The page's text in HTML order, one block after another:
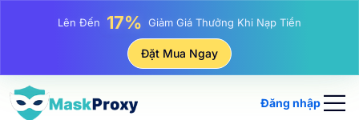
Lên Đến 25% Giảm Giá Khi Mua Hàng IP Tĩnh
Giảm Giá Khi Mua Hàng IP Luân Phiên
Đặt Mua Ngay
Đăng nhập